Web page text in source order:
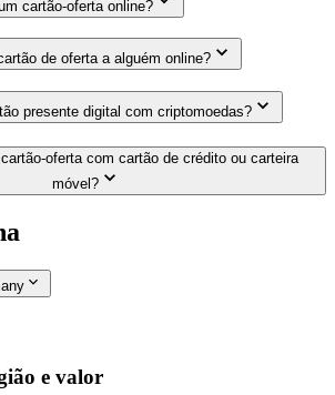
cartão-oferta online?
de oferta a alguém online?
presente digital com criptomoedas?
oferta com cartão de crédito ou carteira
móvel?
e valor